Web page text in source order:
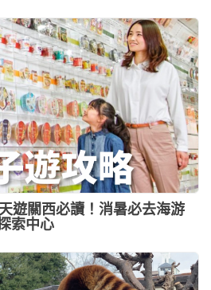
遊關西必讀！消暑必去海游
索中心